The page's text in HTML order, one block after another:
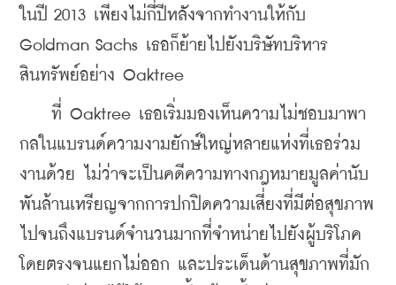
ในปี 2013 เพียงไม่กี่ปีหลังจากทำงานให้กับ
Goldman Sachs เธอก็ย้ายไปยังบริษัทบริหาร
สินทรัพย์อย่าง Oaktree
ที่ Oaktree เธอเริ่มมองเห็นความไม่ชอบมาพา
กลในแบรนด์ความงามยักษ์ใหญ่หลายแห่งที่เธอร่วม
งานด้วย ไม่ว่าจะเป็นคดีความทางกฎหมายมูลค่านับ
พันล้านเหรียญจากการปกปิดความเสี่ยงที่มีต่อสุขภาพ
ไปจนถึงแบรนด์จำนวนมากที่จำหน่ายไปยังผู้บริโภค
โดยตรงจนแยกไม่ออก และประเด็นด้านสุขภาพที่มัก